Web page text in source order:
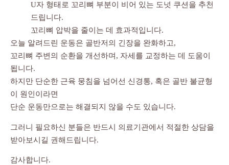
U자 형태로 꼬리뼈 부분이 비어 있는 도넛 쿠션을 추천
드립니다.
꼬리뼈 압박을 줄이는 데 효과적입니다.
오늘 알려드린 운동은 골반저의 긴장을 완화하고,
꼬리뼈 주변의 순환을 개선하며, 자세를 교정하는 데 도움이
됩니다.
하지만 단순한 근육 뭉침을 넘어선 신경통, 혹은 골반 불균형
이 원인이라면
단순 운동만으로는 해결되지 않을 수도 있습니다.
그러니 필요하신 분들은 반드시 의료기관에서 적절한 상담을
받아보시길 권해드립니다.
감사합니다.